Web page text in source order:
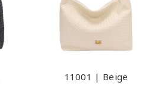
11001 | Beige